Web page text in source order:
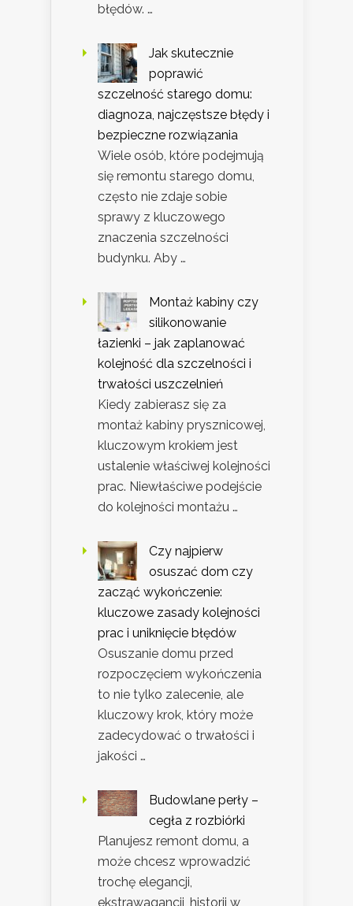
błędów. …
Jak skutecznie
poprawić
szczelność starego domu:
diagnoza, najczęstsze błędy i
bezpieczne rozwiązania
Wiele osób, które podejmują
się remontu starego domu,
często nie zdaje sobie
sprawy z kluczowego
znaczenia szczelności
budynku. Aby …
Montaż kabiny czy
silikonowanie
łazienki – jak zaplanować
kolejność dla szczelności i
trwałości uszczelnień
Kiedy zabierasz się za
montaż kabiny prysznicowej,
kluczowym krokiem jest
ustalenie właściwej kolejności
prac. Niewłaściwe podejście
do kolejności montażu …
Czy najpierw
osuszać dom czy
zacząć wykończenie:
kluczowe zasady kolejności
prac i uniknięcie błędów
Osuszanie domu przed
rozpoczęciem wykończenia
to nie tylko zalecenie, ale
kluczowy krok, który może
zadecydować o trwałości i
jakości …
Budowlane perły –
cegła z rozbiórki
Planujesz remont domu, a
może chcesz wprowadzić
trochę elegancji,
ekstrawagancji, historii w